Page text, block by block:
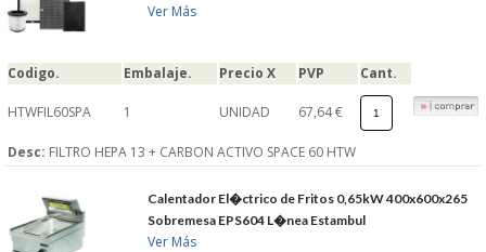
Ver Más
Codigo. Embalaje. Precio X PVP Cant.
HTWFIL60SPA 1 UNIDAD 67,64 €
Desc: FILTRO HEPA 13 + CARBON ACTIVO SPACE 60 HTW
Calentador El�ctrico de Fritos 0,65kW 400x600x265
Sobremesa EPS604 L�nea Estambul
Ver Más